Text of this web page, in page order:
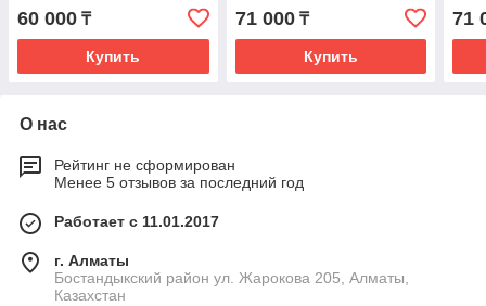
60 000 ₸
Купить
71 000₸
Купить
71
О нас
Рейтинг не сформирован
Менее 5 отзывов за последний год
Работает с 11.01.2017
г. Алматы
Бостандыкский район ул. Жарокова 205, Алматы,
Казахстан